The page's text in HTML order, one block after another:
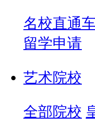
名校直通
留学申请
艺术院校
全部院校